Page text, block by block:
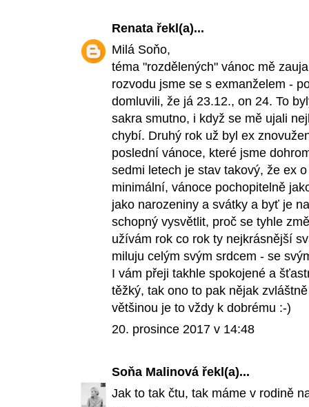
Renata řekl(a)...
Milá Soňo,
téma "rozdělených" vánoc mě
rozvodu jsme se s exmanželem -
domluvili, že já 23.12., on 24. To
sakra smutno, i když se mě ujali
chybí. Druhý rok už byl ex
poslední vánoce, které jsme
sedmi letech je stav takový, že ex
minimální, vánoce pochopitelně
jako narozeniny a svátky a byť je
schopný vysvětlit, proč se tyhle
užívám rok co rok ty nejkrásnější
miluju celým svým srdcem - se
I vám přeji takhle spokojené a
těžký, tak ono to pak nějak
většinou je to vždy k dobrému :-)
20. prosince 2017 v 14:48
Soňa Malinová řekl(a)...
Jak to tak čtu, tak máme v rodině